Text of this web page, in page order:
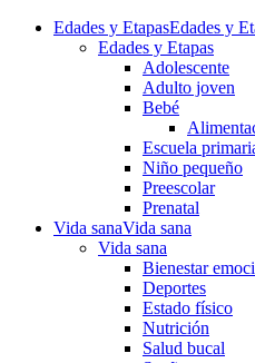
Edades y EtapasEdades y
Edades y Etapas
Adolescente
Adulto joven
Bebé
Escuela
Niño pequeño
Preescolar
Prenatal
Vida sanaVida sana
Vida sana
Bienestar
Deportes
Estado físico
Nutrición
Salud bucal